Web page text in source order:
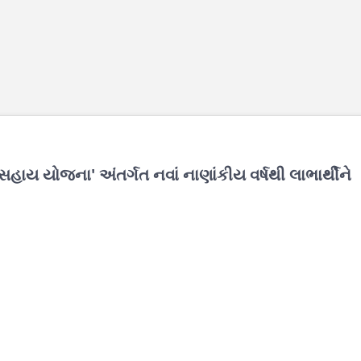
યોજના' અંતર્ગત નવાં નાણાંકીય વર્ષથી લાભાર્થીને